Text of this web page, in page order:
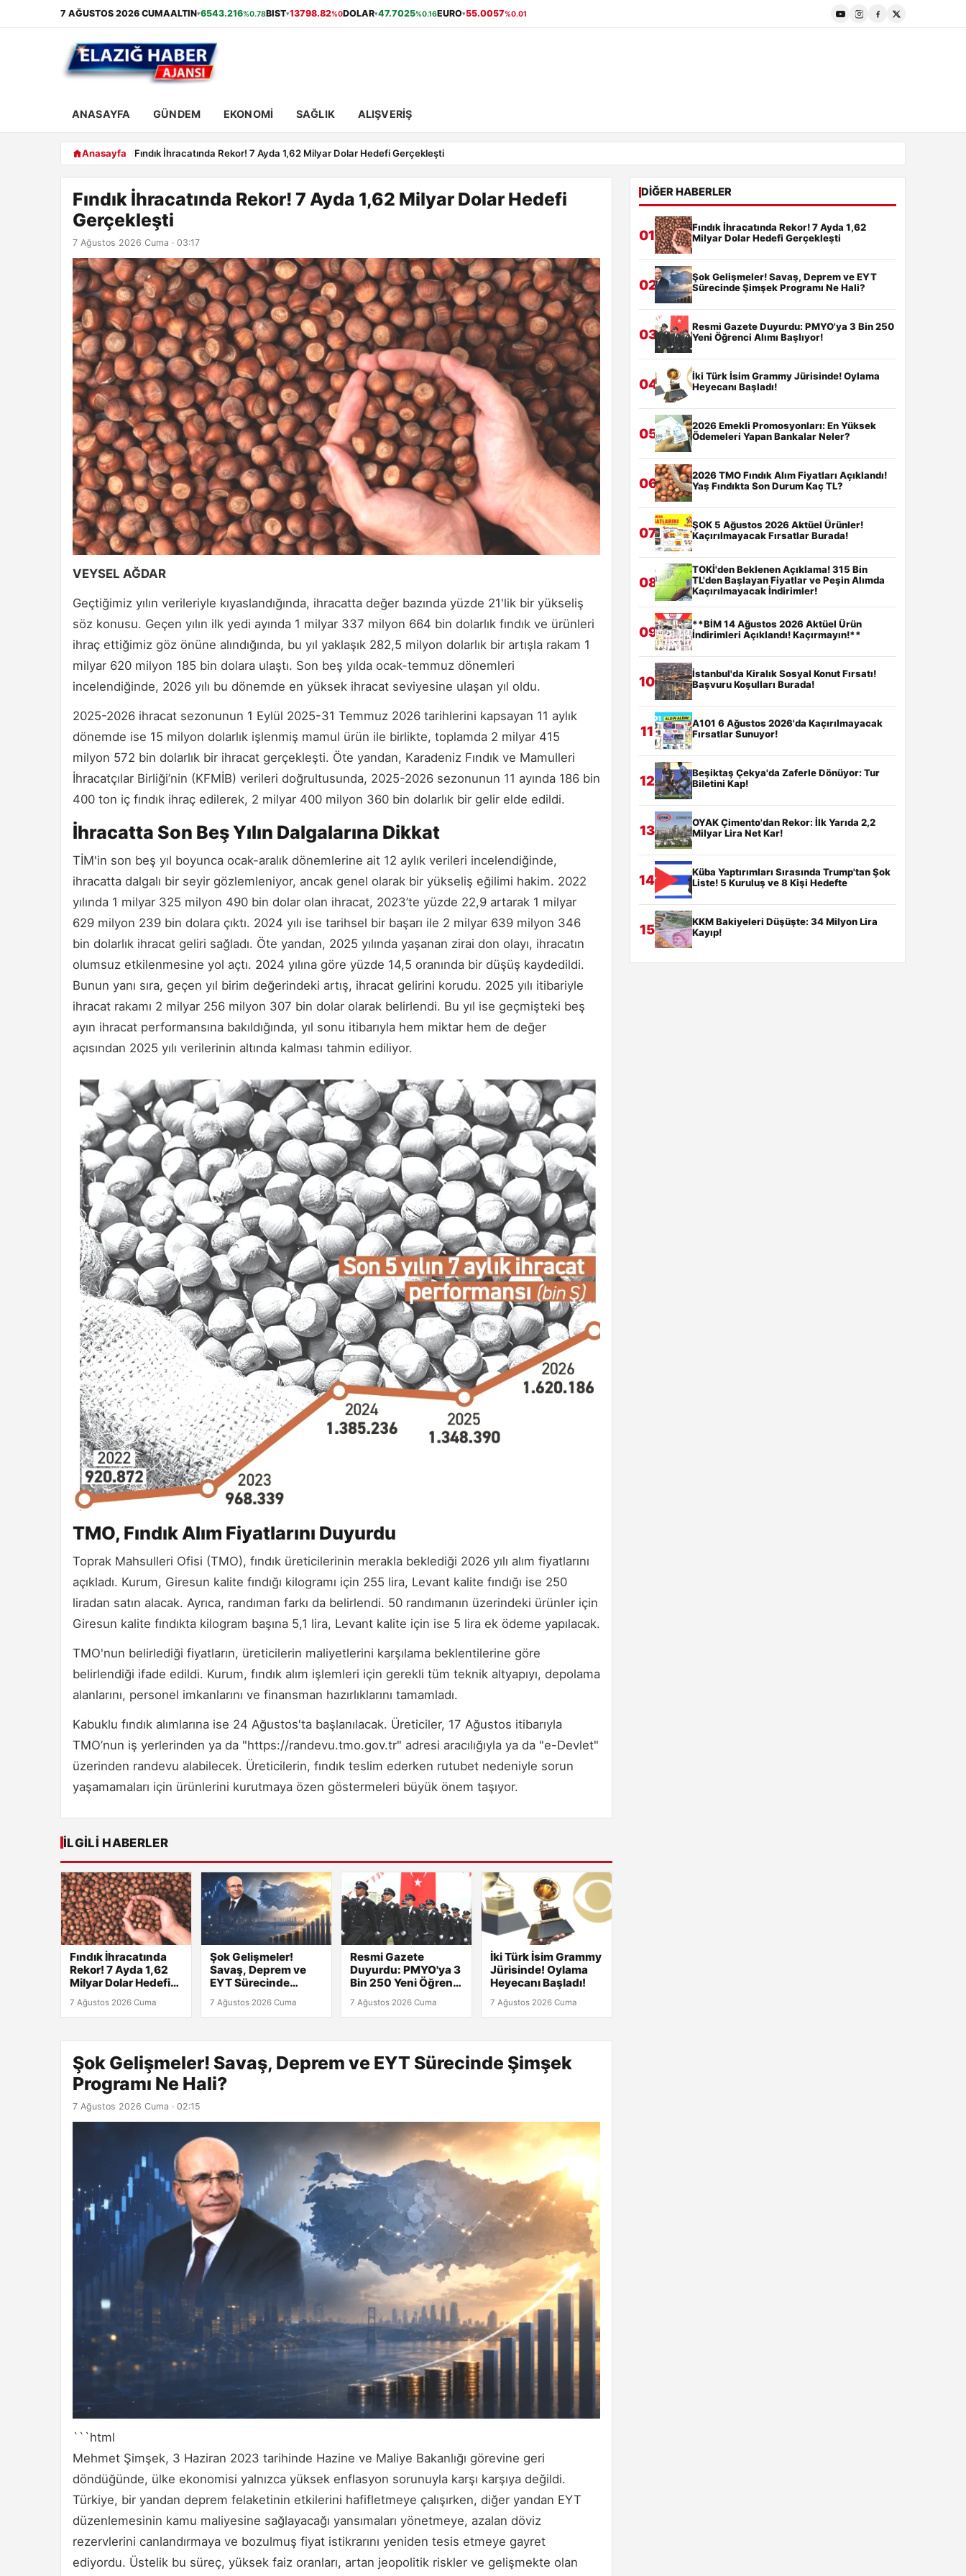
7 AĞUSTOS 2026 CUMAALTIN▾6543.216%0.78BIST▾13798.82%0DOLAR▾47.7025%0.16EURO▾55.0057%0.01
ANASAYFA GÜNDEM EKONOMI SAĞLIK ALIŞVERIŞ
Anasayfa Fındık İhracatında Rekor! 7 Ayda 1,62 Milyar Dolar Hedefi Gerçekleşti
Fındık İhracatında Rekor! 7 Ayda 1,62 Milyar Dolar Hedefi
Gerçekleşti
7 Ağustos 2026 Cuma · 03:17
VEYSEL AĞDAR
Geçtiğimiz yılın verileriyle kıyaslandığında, ihracatta değer bazında yüzde 21'lik bir yükseliş
söz konusu. Geçen yılın ilk yedi ayında 1 milyar 337 milyon 664 bin dolarlık fındık ve ürünleri
ihraç ettiğimiz göz önüne alındığında, bu yıl yaklaşık 282,5 milyon dolarlık bir artışla rakam 1
milyar 620 milyon 185 bin dolara ulaştı. Son beş yılda ocak-temmuz dönemleri
incelendiğinde, 2026 yılı bu dönemde en yüksek ihracat seviyesine ulaşan yıl oldu.
2025-2026 ihracat sezonunun 1 Eylül 2025-31 Temmuz 2026 tarihlerini kapsayan 11 aylık
dönemde ise 15 milyon dolarlık işlenmiş mamul ürün ile birlikte, toplamda 2 milyar 415
milyon 572 bin dolarlık bir ihracat gerçekleşti. Öte yandan, Karadeniz Fındık ve Mamulleri
İhracatçılar Birliği’nin (KFMİB) verileri doğrultusunda, 2025-2026 sezonunun 11 ayında 186 bin
400 ton iç fındık ihraç edilerek, 2 milyar 400 milyon 360 bin dolarlık bir gelir elde edildi.
İhracatta Son Beş Yılın Dalgalarına Dikkat
TİM'in son beş yıl boyunca ocak-aralık dönemlerine ait 12 aylık verileri incelendiğinde,
ihracatta dalgalı bir seyir gözlemleniyor, ancak genel olarak bir yükseliş eğilimi hakim. 2022
yılında 1 milyar 325 milyon 490 bin dolar olan ihracat, 2023’te yüzde 22,9 artarak 1 milyar
629 milyon 239 bin dolara çıktı. 2024 yılı ise tarihsel bir başarı ile 2 milyar 639 milyon 346
bin dolarlık ihracat geliri sağladı. Öte yandan, 2025 yılında yaşanan zirai don olayı, ihracatın
olumsuz etkilenmesine yol açtı. 2024 yılına göre yüzde 14,5 oranında bir düşüş kaydedildi.
Bunun yanı sıra, geçen yıl birim değerindeki artış, ihracat gelirini korudu. 2025 yılı itibariyle
ihracat rakamı 2 milyar 256 milyon 307 bin dolar olarak belirlendi. Bu yıl ise geçmişteki beş
ayın ihracat performansına bakıldığında, yıl sonu itibarıyla hem miktar hem de değer
açısından 2025 yılı verilerinin altında kalması tahmin ediliyor.
TMO, Fındık Alım Fiyatlarını Duyurdu
Toprak Mahsulleri Ofisi (TMO), fındık üreticilerinin merakla beklediği 2026 yılı alım fiyatlarını
açıkladı. Kurum, Giresun kalite fındığı kilogramı için 255 lira, Levant kalite fındığı ise 250
liradan satın alacak. Ayrıca, randıman farkı da belirlendi. 50 randımanın üzerindeki ürünler için
Giresun kalite fındıkta kilogram başına 5,1 lira, Levant kalite için ise 5 lira ek ödeme yapılacak.
TMO'nun belirlediği fiyatların, üreticilerin maliyetlerini karşılama beklentilerine göre
belirlendiği ifade edildi. Kurum, fındık alım işlemleri için gerekli tüm teknik altyapıyı, depolama
alanlarını, personel imkanlarını ve finansman hazırlıklarını tamamladı.
Kabuklu fındık alımlarına ise 24 Ağustos'ta başlanılacak. Üreticiler, 17 Ağustos itibarıyla
TMO’nun iş yerlerinden ya da "https://randevu.tmo.gov.tr" adresi aracılığıyla ya da "e-Devlet"
üzerinden randevu alabilecek. Üreticilerin, fındık teslim ederken rutubet nedeniyle sorun
yaşamamaları için ürünlerini kurutmaya özen göstermeleri büyük önem taşıyor.
İLGILI HABERLER
Fındık İhracatında
Rekor! 7 Ayda 1,62
Milyar Dolar Hedefi
Gerçekleşti
7 Ağustos 2026 Cuma
Şok Gelişmeler!
Savaş, Deprem ve
EYT Sürecinde
Şimşek Programı Ne
Hali?
7 Ağustos 2026 Cuma
Resmi Gazete
Duyurdu: PMYO'ya 3
Bin 250 Yeni Öğrenci
Alımı Başlıyor!
7 Ağustos 2026 Cuma
İki Türk İsim Grammy
Jürisinde! Oylama
Heyecanı Başladı!
7 Ağustos 2026 Cuma
Şok Gelişmeler! Savaş, Deprem ve EYT Sürecinde Şimşek
Programı Ne Hali?
7 Ağustos 2026 Cuma · 02:15
```html
Mehmet Şimşek, 3 Haziran 2023 tarihinde Hazine ve Maliye Bakanlığı görevine geri
döndüğünde, ülke ekonomisi yalnızca yüksek enflasyon sorunuyla karşı karşıya değildi.
Türkiye, bir yandan deprem felaketinin etkilerini hafifletmeye çalışırken, diğer yandan EYT
düzenlemesinin kamu maliyesine sağlayacağı yansımaları yönetmeye, azalan döviz
rezervlerini canlandırmaya ve bozulmuş fiyat istikrarını yeniden tesis etmeye gayret
ediyordu. Üstelik bu süreç, yüksek faiz oranları, artan jeopolitik riskler ve gelişmekte olan
DIĞER HABERLER
01
Fındık İhracatında Rekor! 7 Ayda 1,62
Milyar Dolar Hedefi Gerçekleşti
02
Şok Gelişmeler! Savaş, Deprem ve EYT
Sürecinde Şimşek Programı Ne Hali?
03
Resmi Gazete Duyurdu: PMYO'ya 3 Bin 250
Yeni Öğrenci Alımı Başlıyor!
04
İki Türk İsim Grammy Jürisinde! Oylama
Heyecanı Başladı!
05
2026 Emekli Promosyonları: En Yüksek
Ödemeleri Yapan Bankalar Neler?
06
2026 TMO Fındık Alım Fiyatları Açıklandı!
Yaş Fındıkta Son Durum Kaç TL?
07
ŞOK 5 Ağustos 2026 Aktüel Ürünler!
Kaçırılmayacak Fırsatlar Burada!
08
TOKİ'den Beklenen Açıklama! 315 Bin
TL'den Başlayan Fiyatlar ve Peşin Alımda
Kaçırılmayacak İndirimler!
09
**BİM 14 Ağustos 2026 Aktüel Ürün
İndirimleri Açıklandı! Kaçırmayın!**
10
İstanbul'da Kiralık Sosyal Konut Fırsatı!
Başvuru Koşulları Burada!
11
A101 6 Ağustos 2026'da Kaçırılmayacak
Fırsatlar Sunuyor!
12
Beşiktaş Çekya'da Zaferle Dönüyor: Tur
Biletini Kap!
13
OYAK Çimento'dan Rekor: İlk Yarıda 2,2
Milyar Lira Net Kar!
14
Küba Yaptırımları Sırasında Trump'tan Şok
Liste! 5 Kuruluş ve 8 Kişi Hedefte
15
KKM Bakiyeleri Düşüşte: 34 Milyon Lira
Kayıp!